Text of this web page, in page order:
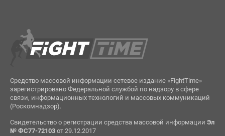
Средство массовой информации сетевое издание «FightTime»
зарегистрировано Федеральной службой по надзору в сфере
связи, информационных технологий и массовых коммуникаций
(Роскомнадзор).
Свидетельство о регистрации средства массовой информации Эл
№ ФС77-72103от 29.12.2017